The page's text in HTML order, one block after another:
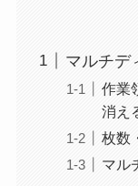
マルチデ
作業
消え
枚数
マル